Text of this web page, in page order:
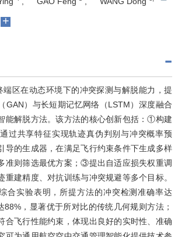
+
端区在动态环境下的冲突探测与解脱能力，提
GAN）与长短期记忆网络（LSTM）深度融合
能解脱方法。该方法的核心创新包括：①构建
过共享特征实现轨迹真伪判别与冲突概率预
的生成器，在满足飞行约束条件下生成多样
准则筛选最优方案；③提出自适应损失权重调
重建精度、对抗训练与冲突规避等多个目标。
合实验表明，所提方法的冲突检测准确率达
88%，显著优于所对比的传统几何规则方法；
合飞行性能约束，体现出良好的实时性、准确